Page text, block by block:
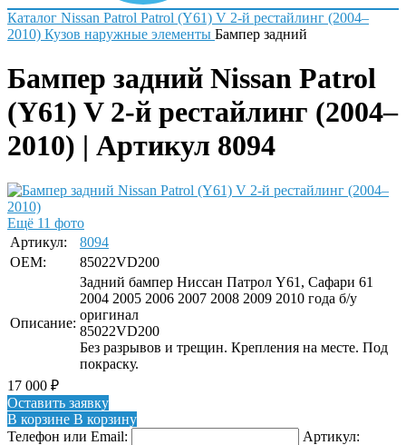
Каталог Nissan Patrol Patrol (Y61) V 2-й рестайлинг (2004–
2010) Кузов наружные элементы Бампер задний
Бампер задний Nissan Patrol
(Y61) V 2-й рестайлинг (2004–
2010) | Артикул 8094
Ещё 11 фото
Артикул:
8094
OEM:
85022VD200
Описание:
Задний бампер Ниссан Патрол Y61, Сафари 61
2004 2005 2006 2007 2008 2009 2010 года б/у
оригинал
85022VD200
Без разрывов и трещин. Крепления на месте. Под
покраску.
17 000 ₽
Оставить заявку
В корзине В корзину
Телефон или Email:
Артикул: